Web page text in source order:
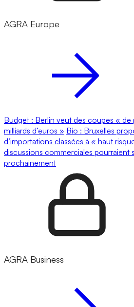
AGRA Europe
Budget : Berlin veut des coupes « de
milliards d’euros » Bio : Bruxelles
d’importations classées à « haut
discussions commerciales pourraient
prochainement
AGRA Business